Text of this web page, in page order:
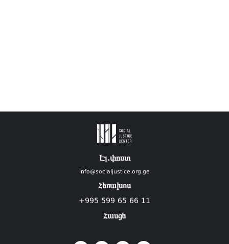
Էլ.փոստ
info@socialjustice.org.ge
Հեռախոս
+995 599 65 66 11
Հասցե